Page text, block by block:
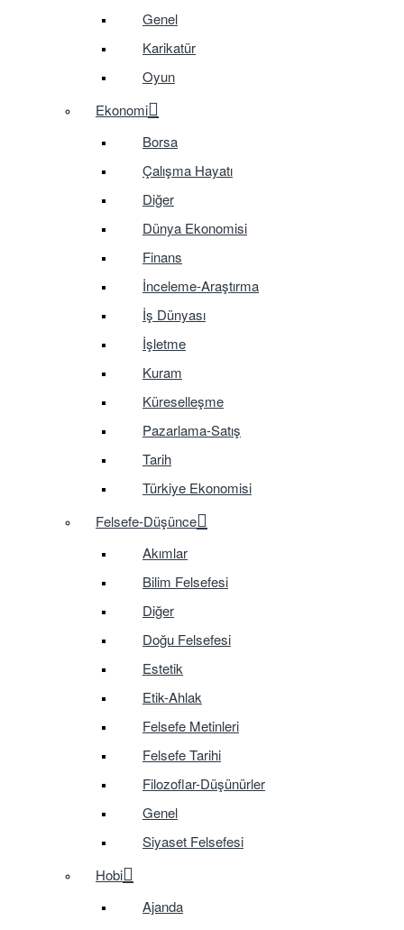
Genel
Karikatür
Oyun
Ekonomi
Borsa
Çalışma Hayatı
Diğer
Dünya Ekonomisi
Finans
İnceleme-Araştırma
İş Dünyası
İşletme
Kuram
Küreselleşme
Pazarlama-Satış
Tarih
Türkiye Ekonomisi
Felsefe-Düşünce
Akımlar
Bilim Felsefesi
Diğer
Doğu Felsefesi
Estetik
Etik-Ahlak
Felsefe Metinleri
Felsefe Tarihi
Filozoflar-Düşünürler
Genel
Siyaset Felsefesi
Hobi
Ajanda